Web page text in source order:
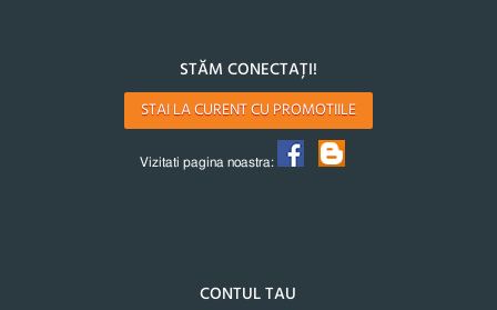
STĂM CONECTAȚI!
STAI LA CURENT CU PROMOTIILE
Vizitati pagina noastra:
CONTUL TAU